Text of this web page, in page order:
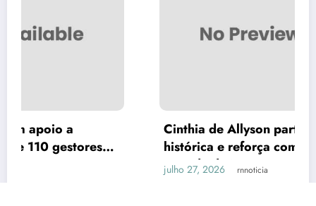
Cinthia de Allyson participa de convenção
histórica e reforça compromisso com o
Grande do Norte
rnnoticia